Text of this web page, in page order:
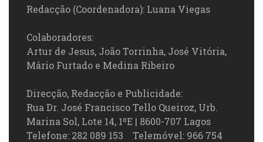
Redacção (Coordenadora): Luana Viegas
Colaboradores:
Artur de Jesus, João Torrinha, José Vitória,
Mário Furtado e Medina Ribeiro
Direcção, Redacção e Publicidade:
Rua Dr. José Francisco Tello Queiroz, Urb.
Marina Sol, Lote 14, 1ºE | 8600-707 Lagos
Telefone: 282 089 153 Telemóvel: 966 754